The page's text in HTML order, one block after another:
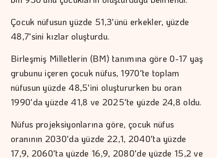
Çocuk nüfusun yüzde 51,3'ünü erkekler, yüzde
48,7'sini kızlar oluşturdu.
Birleşmiş Milletlerin (BM) tanımına göre 0-17 yaş
grubunu içeren çocuk nüfus, 1970'te toplam
nüfusun yüzde 48,5'ini oluştururken bu oran
1990'da yüzde 41,8 ve 2025'te yüzde 24,8 oldu.
Nüfus projeksiyonlarına göre, çocuk nüfus
oranının 2030'da yüzde 22,1, 2040'ta yüzde
17,9, 2060'ta yüzde 16,9, 2080'de yüzde 15,2 ve